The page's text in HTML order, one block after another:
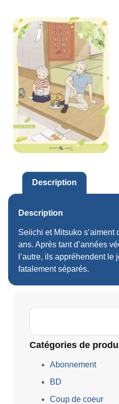
Description
Description
Seiichi et Mitsuko
ans. Après tant d’années
l’autre, ils appréhendent le
fatalement séparés.
Catégories de
Abonnement
BD
Coup de coeur